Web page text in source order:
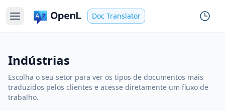
Doc Translator
Indústrias
Escolha o seu setor para ver os tipos de documentos mais
traduzidos pelos clientes e acesse diretamente um fluxo de
trabalho.